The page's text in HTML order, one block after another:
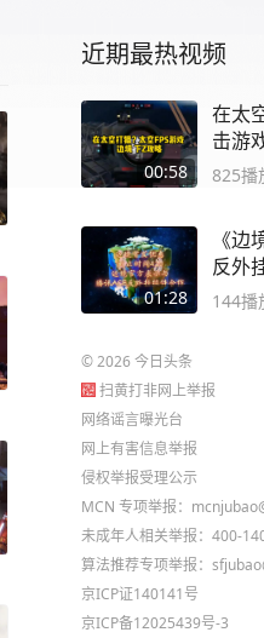
近期最热视频
00:58
在太
击游
线！
825播
01:28
《边
反外
144播
©2026今日头条
扫黄打非网上举报
网络谣言曝光台
网上有害信息举报
侵权举报受理公示
MCN 专项举报：
未成年人相关举报：400-
算法推荐专项举报：
京ICP证140141号
京ICP备12025439号-3